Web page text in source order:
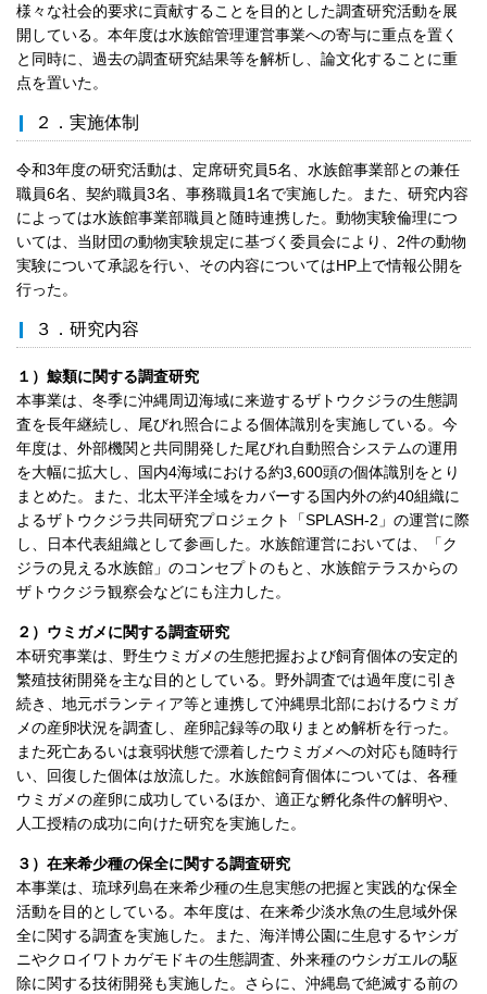
様々な社会的要求に貢献することを目的とした調査研究活動を展
開している。本年度は水族館管理運営事業への寄与に重点を置く
と同時に、過去の調査研究結果等を解析し、論文化することに重
点を置いた。
２．実施体制
令和3年度の研究活動は、定席研究員5名、水族館事業部との兼任
職員6名、契約職員3名、事務職員1名で実施した。また、研究内容
によっては水族館事業部職員と随時連携した。動物実験倫理につ
いては、当財団の動物実験規定に基づく委員会により、2件の動物
実験について承認を行い、その内容についてはHP上で情報公開を
行った。
３．研究内容
１）鯨類に関する調査研究
本事業は、冬季に沖縄周辺海域に来遊するザトウクジラの生態調
査を長年継続し、尾びれ照合による個体識別を実施している。今
年度は、外部機関と共同開発した尾びれ自動照合システムの運用
を大幅に拡大し、国内4海域における約3,600頭の個体識別をとり
まとめた。また、北太平洋全域をカバーする国内外の約40組織に
よるザトウクジラ共同研究プロジェクト「SPLASH-2」の運営に際
し、日本代表組織として参画した。水族館運営においては、「ク
ジラの見える水族館」のコンセプトのもと、水族館テラスからの
ザトウクジラ観察会などにも注力した。
２）ウミガメに関する調査研究
本研究事業は、野生ウミガメの生態把握および飼育個体の安定的
繁殖技術開発を主な目的としている。野外調査では過年度に引き
続き、地元ボランティア等と連携して沖縄県北部におけるウミガ
メの産卵状況を調査し、産卵記録等の取りまとめ解析を行った。
また死亡あるいは衰弱状態で漂着したウミガメへの対応も随時行
い、回復した個体は放流した。水族館飼育個体については、各種
ウミガメの産卵に成功しているほか、適正な孵化条件の解明や、
人工授精の成功に向けた研究を実施した。
３）在来希少種の保全に関する調査研究
本事業は、琉球列島在来希少種の生息実態の把握と実践的な保全
活動を目的としている。本年度は、在来希少淡水魚の生息域外保
全に関する調査を実施した。また、海洋博公園に生息するヤシガ
ニやクロイワトカゲモドキの生態調査、外来種のウシガエルの駆
除に関する技術開発も実施した。さらに、沖縄島で絶滅する前の